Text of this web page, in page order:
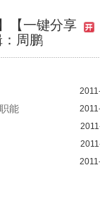
【一键分享
：周鹏
能